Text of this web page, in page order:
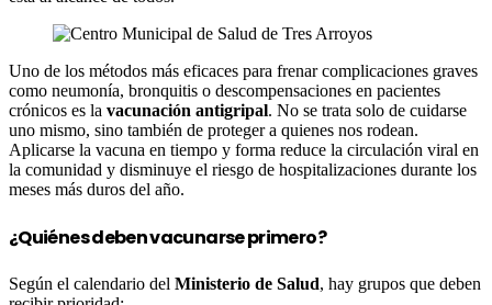
Uno de los métodos más eficaces para frenar complicaciones graves
como neumonía, bronquitis o descompensaciones en pacientes
crónicos es la vacunación antigripal. No se trata solo de cuidarse
uno mismo, sino también de proteger a quienes nos rodean.
Aplicarse la vacuna en tiempo y forma reduce la circulación viral en
la comunidad y disminuye el riesgo de hospitalizaciones durante los
meses más duros del año.
¿Quiénes deben vacunarse primero?
Según el calendario del Ministerio de Salud, hay grupos que deben